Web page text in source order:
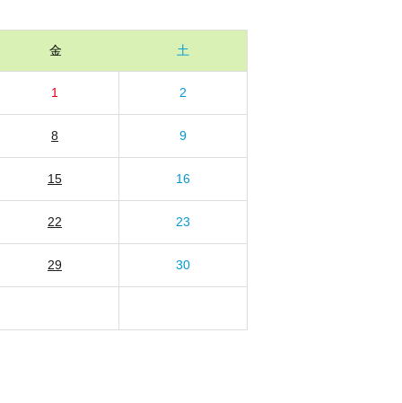
金 土
1 2
8 9
15 16
22 23
29 30